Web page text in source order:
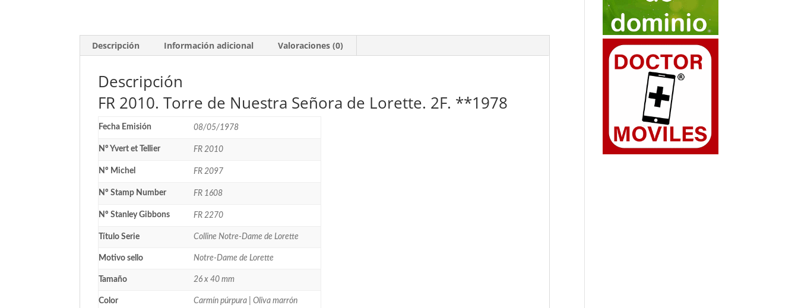
**1978
cantidad
Descripción Información adicional Valoraciones (0)
Descripción
FR 2010. Torre de Nuestra Señora de Lorette. 2F. **1978
Fecha Emisión 08/05/1978
Nº Yvert et Tellier FR 2010
Nº Michel FR 2097
Nº Stamp Number FR 1608
Nº Stanley Gibbons FR 2270
Título Serie Colline Notre-Dame de Lorette
Motivo sello Notre-Dame de Lorette
Tamaño 26 x 40 mm
Color Carmín púrpura | Oliva marrón